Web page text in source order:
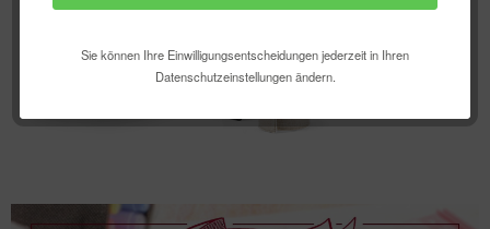
Sie können Ihre Einwilligungsentscheidungen jederzeit in Ihren
Datenschutzeinstellungen ändern.